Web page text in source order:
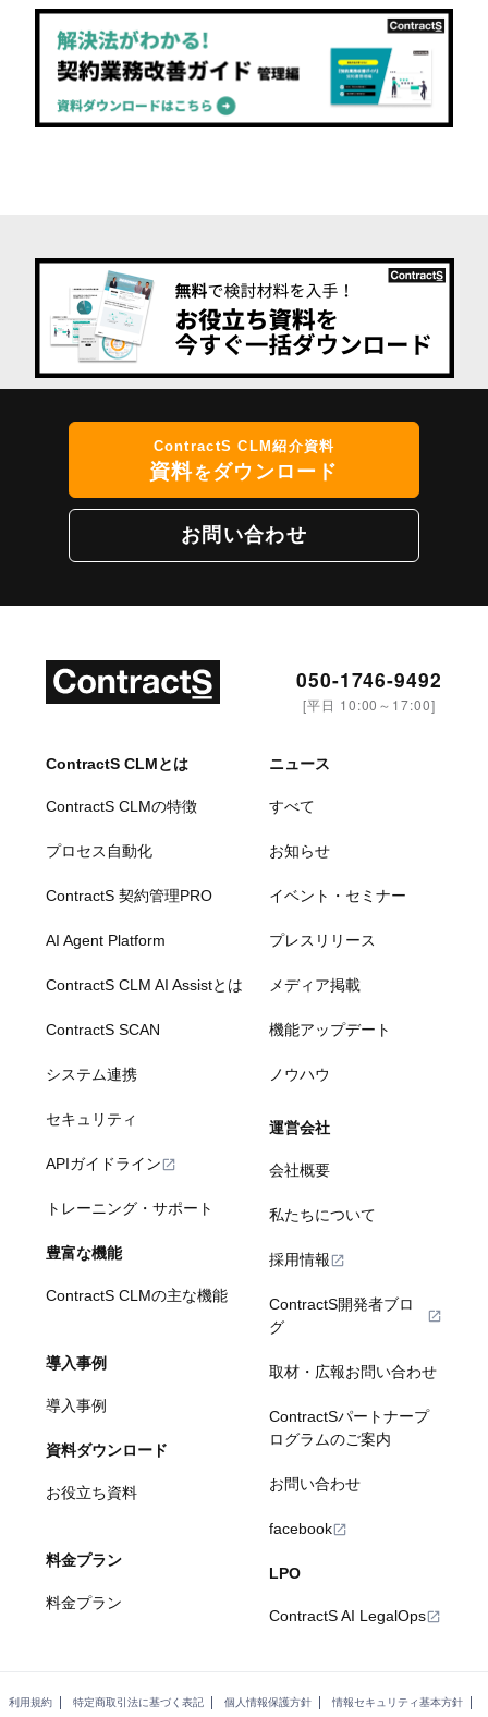
ContractS CLM紹介資料
資料をダウンロード
お問い合わせ
050-1746-9492
[平日 10:00～17:00]
ContractS CLMとは
ContractS CLMの特徴
プロセス自動化
ContractS 契約管理PRO
AI Agent Platform
ContractS CLM AI Assistとは
ContractS SCAN
システム連携
セキュリティ
APIガイドライン
トレーニング・サポート
豊富な機能
ContractS CLMの主な機能
導入事例
導入事例
資料ダウンロード
お役立ち資料
料金プラン
料金プラン
ニュース
すべて
お知らせ
イベント・セミナー
プレスリリース
メディア掲載
機能アップデート
ノウハウ
運営会社
会社概要
私たちについて
採用情報
ContractS開発者ブロ
グ
取材・広報お問い合わせ
ContractSパートナープ
ログラムのご案内
お問い合わせ
facebook
LPO
ContractS AI LegalOps
利用規約 特定商取引法に基づく表記 個人情報保護方針 情報セキュリティ基本方針